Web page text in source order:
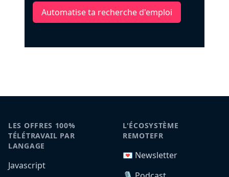
Automatise ta recherche d'emploi
LES OFFRES 100%
TÉLÉTRAVAIL PAR
LANGAGE
Javascript
L'ÉCOSYSTÈME
REMOTEFR
💌 Newsletter